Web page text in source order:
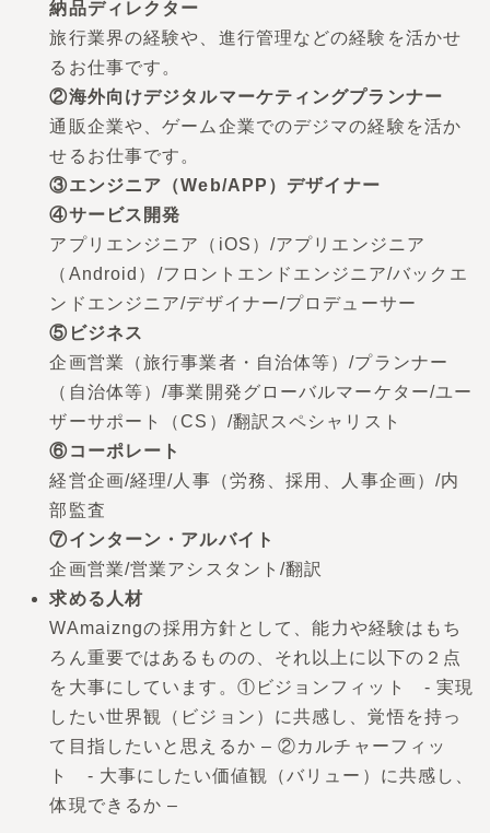
納品ディレクター
旅行業界の経験や、進行管理などの経験を活かせ
るお仕事です。
②海外向けデジタルマーケティングプランナー
通販企業や、ゲーム企業でのデジマの経験を活か
せるお仕事です。
③エンジニア（Web/APP）デザイナー
④サービス開発
アプリエンジニア（iOS）/アプリエンジニア
（Android）/フロントエンドエンジニア/バックエ
ンドエンジニア/デザイナー/プロデューサー
⑤ビジネス
企画営業（旅行事業者・自治体等）/プランナー
（自治体等）/事業開発グローバルマーケター/ユー
ザーサポート（CS）/翻訳スペシャリスト
⑥コーポレート
経営企画/経理/人事（労務、採用、人事企画）/内
部監査
⑦インターン・アルバイト
企画営業/営業アシスタント/翻訳
求める人材
WAmaizngの採用方針として、能力や経験はもち
ろん重要ではあるものの、それ以上に以下の２点
を大事にしています。①ビジョンフィット - 実現
したい世界観（ビジョン）に共感し、覚悟を持っ
て目指したいと思えるか – ②カルチャーフィッ
ト - 大事にしたい価値観（バリュー）に共感し、
体現できるか –